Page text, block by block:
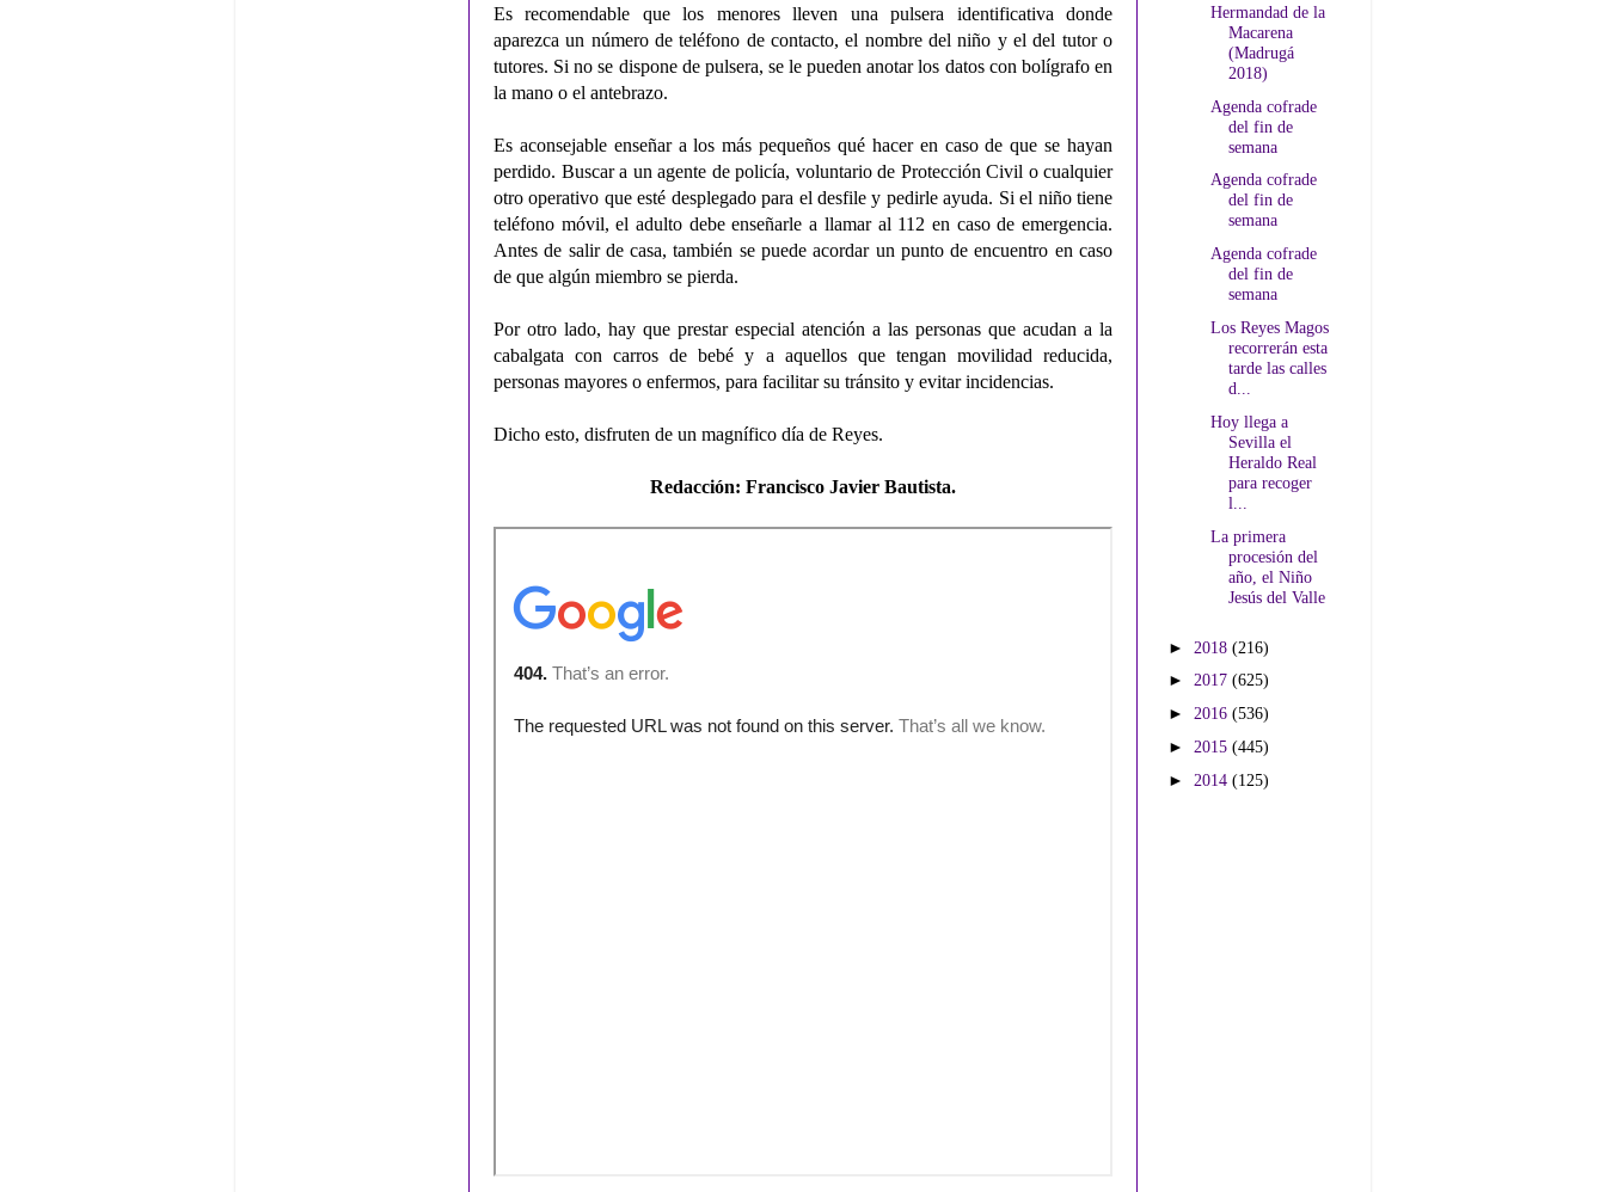
Es recomendable que los menores lleven una pulsera identificativa donde
aparezca un número de teléfono de contacto, el nombre del niño y el del tutor o
tutores. Si no se dispone de pulsera, se le pueden anotar los datos con bolígrafo en
la mano o el antebrazo.
Es aconsejable enseñar a los más pequeños qué hacer en caso de que se hayan
perdido. Buscar a un agente de policía, voluntario de Protección Civil o cualquier
otro operativo que esté desplegado para el desfile y pedirle ayuda. Si el niño tiene
teléfono móvil, el adulto debe enseñarle a llamar al 112 en caso de emergencia.
Antes de salir de casa, también se puede acordar un punto de encuentro en caso
de que algún miembro se pierda.
Por otro lado, hay que prestar especial atención a las personas que acudan a la
cabalgata con carros de bebé y a aquellos que tengan movilidad reducida,
personas mayores o enfermos, para facilitar su tránsito y evitar incidencias.
Dicho esto, disfruten de un magnífico día de Reyes.
Redacción: Francisco Javier Bautista.
Hermandad de la
Macarena
(Madrugá
2018)
Agenda cofrade
del fin de
semana
Agenda cofrade
del fin de
semana
Agenda cofrade
del fin de
semana
Los Reyes Magos
recorrerán esta
tarde las calles
d...
Hoy llega a
Sevilla el
Heraldo Real
para recoger
l...
La primera
procesión del
año, el Niño
Jesús del Valle
► 2018 (216)
► 2017 (625)
► 2016 (536)
► 2015 (445)
► 2014 (125)